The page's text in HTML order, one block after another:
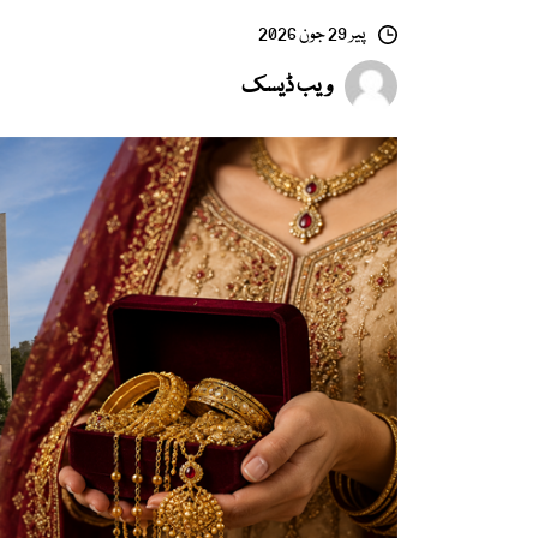
پیر 29 جون 2026
ویب ڈیسک